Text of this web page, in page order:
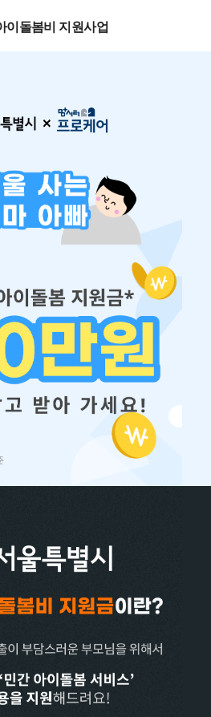
이돌봄비 지원사업